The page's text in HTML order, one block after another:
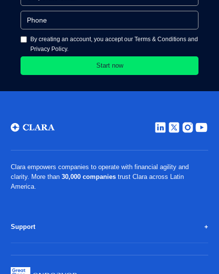
By creating an account, you accept our Terms & Conditions and
Privacy Policy.
Clara empowers companies to operate with financial agility and
clarity. More than30,000 companiestrust Clara across Latin
America.
Support